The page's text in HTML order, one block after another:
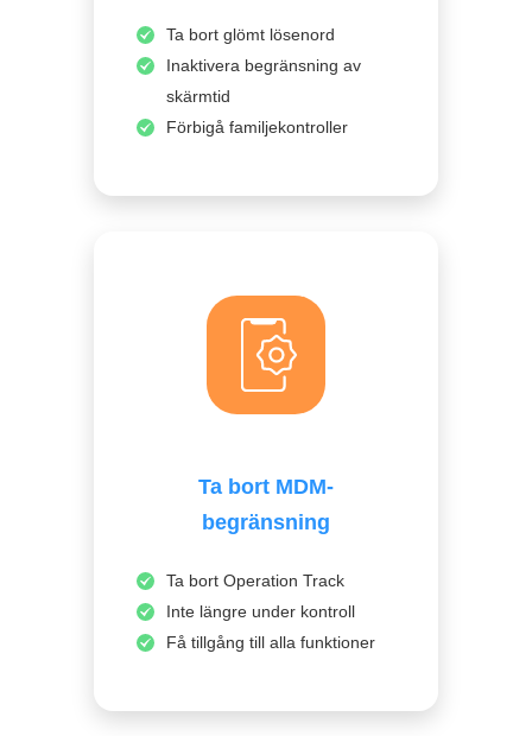
Ta bort glömt lösenord
Inaktivera begränsning av
skärmtid
Förbigå familjekontroller
Ta bort MDM-
begränsning
Ta bort Operation Track
Inte längre under kontroll
Få tillgång till alla funktioner